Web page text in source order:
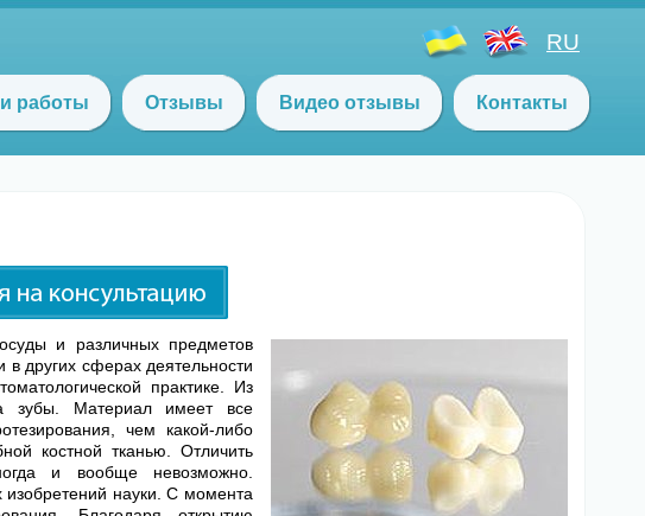
RU
работы Отзывы Видео отзывы Контакты
и различных предметов
в других сферах деятельности
практике. Из
зубы. Материал имеет все
чем какой-либо
костной тканью. Отличить
и вообще невозможно.
науки. С момента